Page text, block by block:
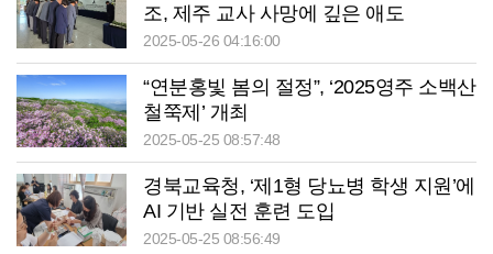
조, 제주 교사 사망에 깊은 애도
2025-05-26 04:16:00
“연분홍빛 봄의 절정”, ‘2025영주 소백산
철쭉제’ 개최
2025-05-25 08:57:48
경북교육청, ‘제1형 당뇨병 학생 지원’에
AI 기반 실전 훈련 도입
2025-05-25 08:56:49